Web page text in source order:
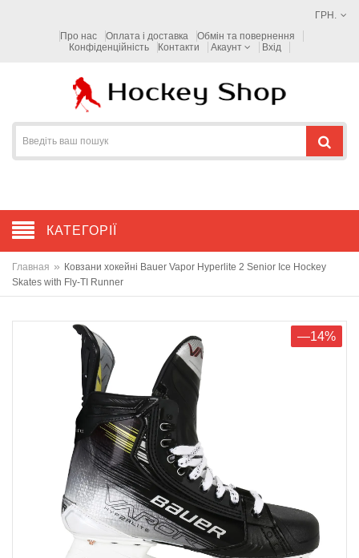
ГРН.
Про нас
Оплата і доставка
Обмін та повернення
Конфіденційність
Контакти Акаунт Вхід
КАТЕГОРІЇ
Главная » Ковзани хокейні Bauer Vapor Hyperlite 2 Senior Ice Hockey
Skates with Fly-TI Runner
—14%